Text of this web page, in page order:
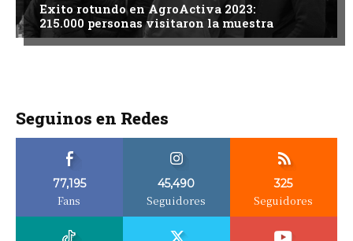
Exito rotundo en AgroActiva 2023:
215.000 personas visitaron la muestra
Seguinos en Redes
77,195
Fans
45,490
Seguidores
325
Seguidores